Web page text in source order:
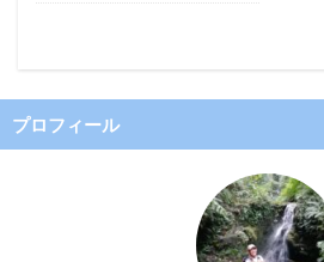
プロフィール